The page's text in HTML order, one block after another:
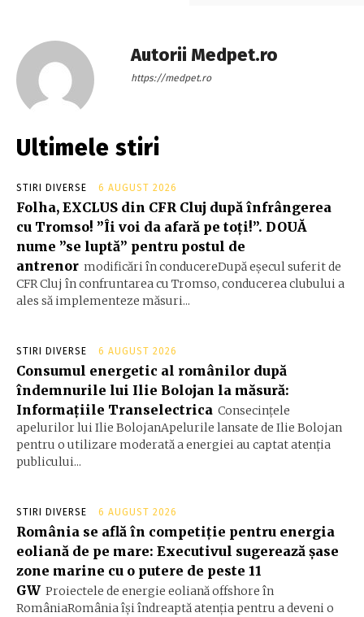
Autorii Medpet.ro
https://medpet.ro
Ultimele stiri
STIRI DIVERSE 6 AUGUST 2026
Folha, EXCLUS din CFR Cluj după înfrângerea
cu Tromso! ”Îi voi da afară pe toți!”. DOUĂ
nume ”se luptă” pentru postul de
antrenor modificări în conducereDupă eșecul suferit de
CFR Cluj în confruntarea cu Tromso, conducerea clubului a
ales să implementeze măsuri...
STIRI DIVERSE 6 AUGUST 2026
Consumul energetic al românilor după
îndemnurile lui Ilie Bolojan la măsură:
Informațiile Transelectrica Consecințele
apelurilor lui Ilie BolojanApelurile lansate de Ilie Bolojan
pentru o utilizare moderată a energiei au captat atenția
publicului...
STIRI DIVERSE 6 AUGUST 2026
România se află în competiție pentru energia
eoliană de pe mare: Executivul sugerează șase
zone marine cu o putere de peste 11
GW Proiectele de energie eoliană offshore în
RomâniaRomânia își îndreaptă atenția pentru a deveni o